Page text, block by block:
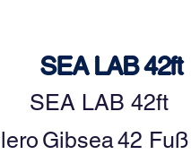
SEA LAB 42ft
SEA LAB 42ft
Gibsea42 Fuß